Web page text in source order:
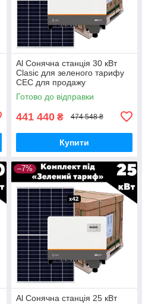
Al Сонячна станція 30 кВт
Clasic для зеленого тарифу
СЕС для продажу
електроенергії за зеленим
тарифом та зменшення
Готово до відправки
441 440 ₴ 474 548 ₴
Купити
–7%
Al Сонячна станція 25 кВт